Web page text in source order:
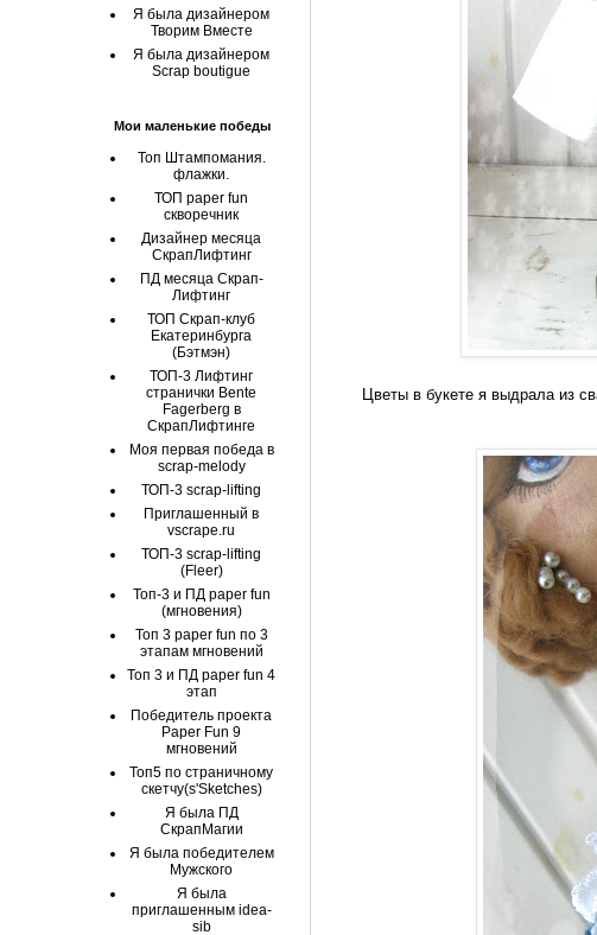
Цветы в букете я выдрала из
Я была дизайнером
Творим Вместе
Я была дизайнером
Scrap boutigue
Мои маленькие победы
Топ Штампомания.
флажки.
ТОП paper fun
скворечник
Дизайнер месяца
СкрапЛифтинг
ПД месяца Скрап-
Лифтинг
ТОП Скрап-клуб
Екатеринбурга
(Бэтмэн)
ТОП-3 Лифтинг
странички Bente
Fagerberg в
СкрапЛифтинге
Моя первая победа в
scrap-melody
ТОП-3 scrap-lifting
Приглашенный в
vscrape.ru
ТОП-3 scrap-lifting
(Fleer)
Топ-3 и ПД paper fun
(мгновения)
Топ 3 paper fun по 3
этапам мгновений
Топ 3 и ПД paper fun 4
этап
Победитель проекта
Paper Fun 9
мгновений
Топ5 по страничному
скетчу(s'Sketches)
Я была ПД
СкрапМагии
Я была победителем
Мужского
Я была
приглашенным idea-
sib